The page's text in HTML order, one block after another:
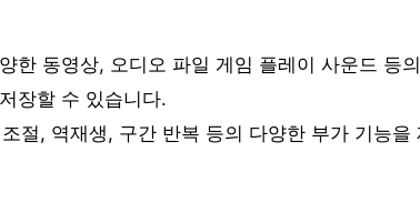
한 동영상, 오디오 파일 게임 플레이 사운드 등
장할 수 있습니다.
절, 역재생, 구간 반복 등의 다양한 부가 기능을